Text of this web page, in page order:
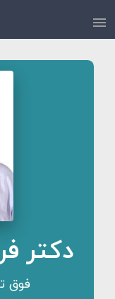
دکتر
فوق